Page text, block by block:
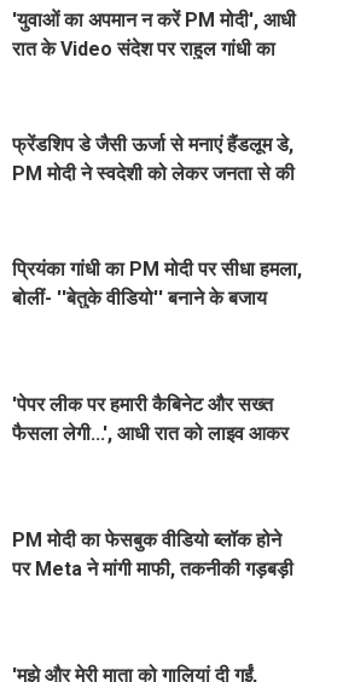
'युवाओं का अपमान न करें PM मोदी', आधी
रात के Video संदेश पर राहुल गांधी का
फ्रेंडशिप डे जैसी ऊर्जा से मनाएं हैंडलूम डे,
PM मोदी ने स्वदेशी को लेकर जनता से की
प्रियंका गांधी का PM मोदी पर सीधा हमला,
बोलीं- ''बेतुके वीडियो'' बनाने के बजाय
'पेपर लीक पर हमारी कैबिनेट और सख्त
फैसला लेगी...', आधी रात को लाइव आकर
PM मोदी का फेसबुक वीडियो ब्लॉक होने
पर Meta ने मांगी माफी, तकनीकी गड़बड़ी
'मुझे और मेरी माता को गालियां दी गईं,